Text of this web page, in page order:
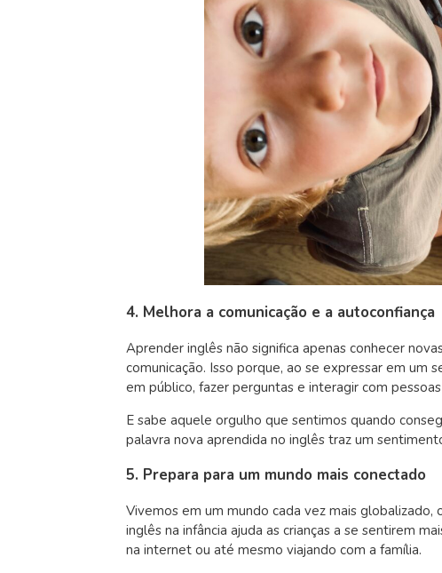
4. Melhora a comunicação e a autoconfiança
Aprender inglês não significa apenas conhecer
comunicação. Isso porque, ao se expressar em um
em público, fazer perguntas e interagir com
E sabe aquele orgulho que sentimos quando
palavra nova aprendida no inglês traz um
5. Prepara para um mundo mais conectado
Vivemos em um mundo cada vez mais
inglês na infância ajuda as crianças a se sentirem
na internet ou até mesmo viajando com a família.